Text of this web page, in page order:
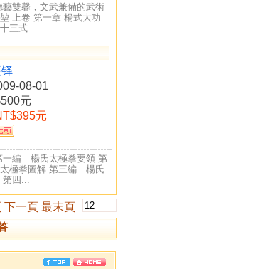
藝雙馨，文武兼備的武術
上卷 第一章 楊式大功
三式...
08-01
元
元
一編 楊氏太極拳要領 第
極拳圖解 第三編 楊氏
四...
下一頁 最末頁